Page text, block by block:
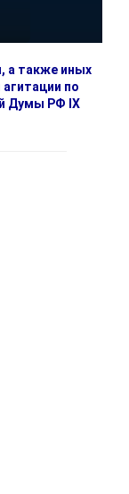
а также иных
по
Думы РФ IX